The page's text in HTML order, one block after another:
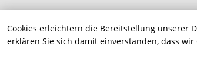
Cookies erleichtern die Bereitstellung unserer
erklären Sie sich damit einverstanden, dass wir